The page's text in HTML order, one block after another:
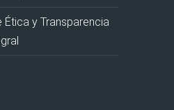
Ética y Transparencia